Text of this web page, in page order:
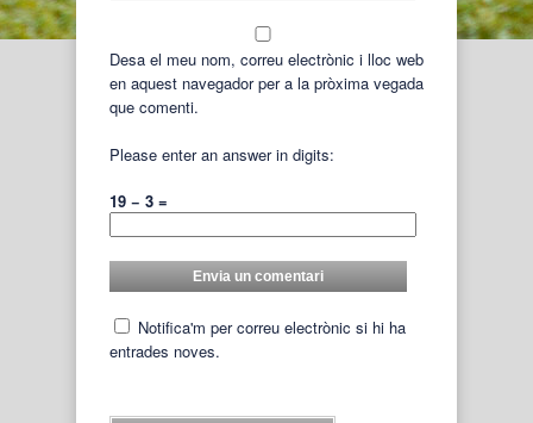
Desa el meu nom, correu electrònic i lloc web
en aquest navegador per a la pròxima vegada
que comenti.
Please enter an answer in digits:
19 − 3 =
Notifica'm per correu electrònic si hi ha
entrades noves.